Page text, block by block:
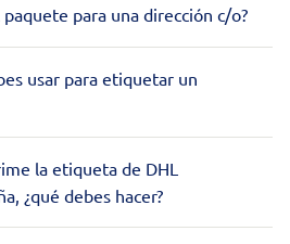
paquete para una dirección c/o?
usar para etiquetar un
la etiqueta de DHL
¿qué debes hacer?